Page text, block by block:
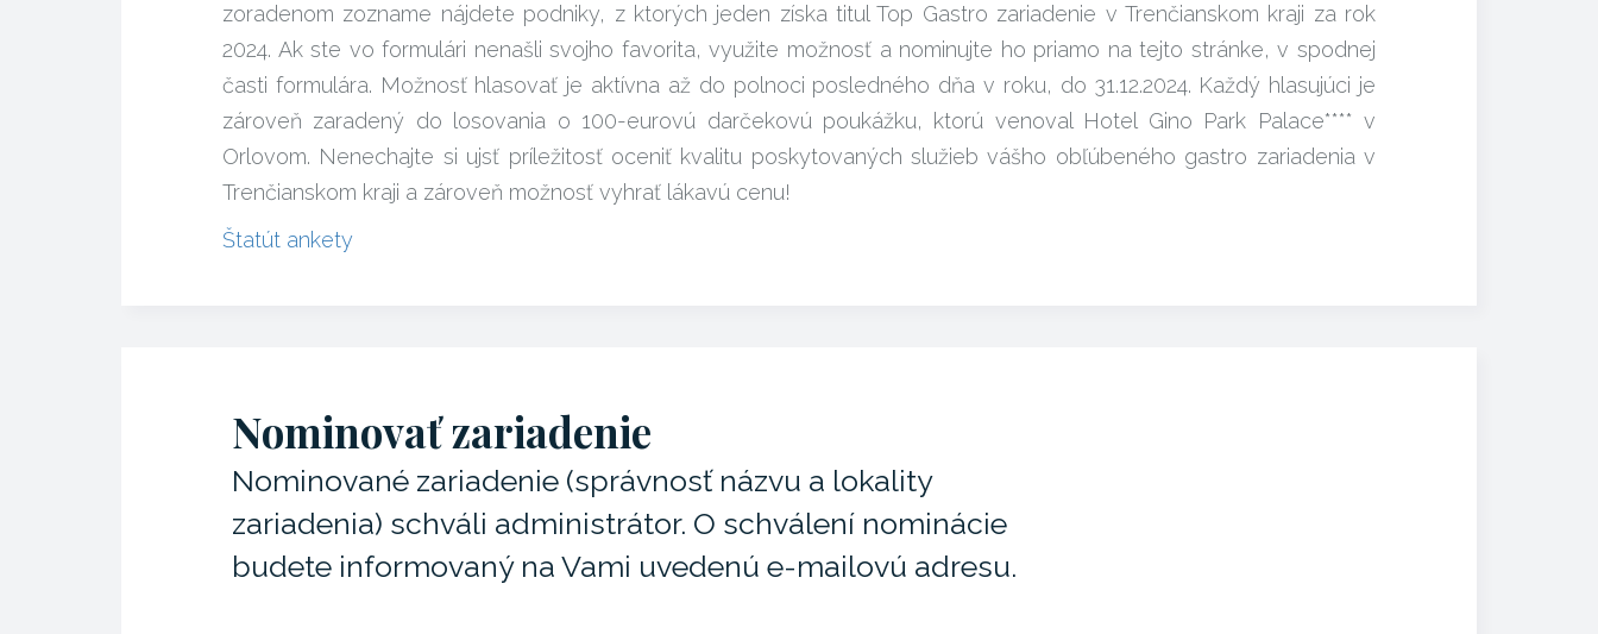
zoradenom zozname nájdete podniky, z ktorých jeden získa titul Top Gastro zariadenie v Trenčianskom kraji za rok
2024. Ak ste vo formulári nenašli svojho favorita, využite možnosť a nominujte ho priamo na tejto stránke, v spodnej
časti formulára. Možnosť hlasovať je aktívna až do polnoci posledného dňa v roku, do 31.12.2024. Každý hlasujúci je
zároveň zaradený do losovania o 100-eurovú darčekovú poukážku, ktorú venoval Hotel Gino Park Palace**** v
Orlovom. Nenechajte si ujsť príležitosť oceniť kvalitu poskytovaných služieb vášho obľúbeného gastro zariadenia v
Trenčianskom kraji a zároveň možnosť vyhrať lákavú cenu!
Štatút ankety
Nominovať zariadenie
Nominované zariadenie (správnosť názvu a lokality
zariadenia) schváli administrátor. O schválení nominácie
budete informovaný na Vami uvedenú e-mailovú adresu.